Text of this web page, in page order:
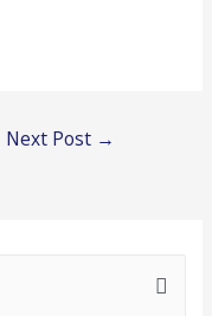
Next Post →